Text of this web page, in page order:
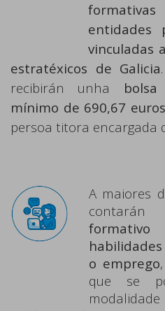
entidades
vinculadas
estratéxicos de Galicia
recibirán unha
mínimo de 690,67
persoa titora encargada
A maiores
formativo
o emprego
que se